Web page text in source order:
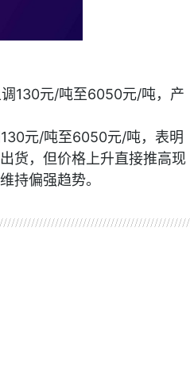
130元/吨至6050元/吨，产
元/吨至6050元/吨，表明
货，但价格上升直接推高现
持偏强趋势。